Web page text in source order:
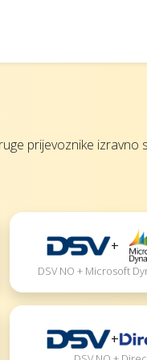
prijevoznike izravno
+
DSV NO + Microsoft
+